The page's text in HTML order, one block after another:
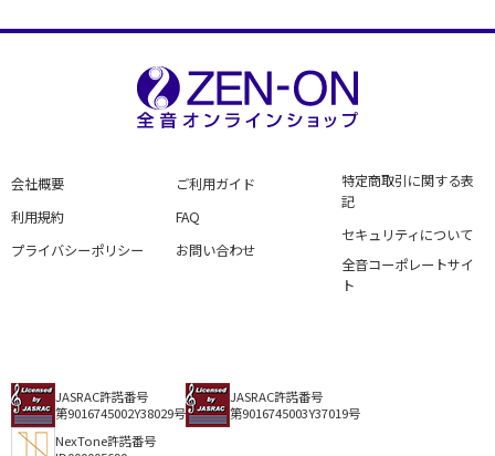
会社概要
利用規約
プライバシーポリシー
ご利用ガイド
FAQ
お問い合わせ
特定商取引に関する表
記
セキュリティについて
全音コーポレートサイ
ト
JASRAC許諾番号
第9016745002Y38029号
JASRAC許諾番号
第9016745003Y37019号
NexTone許諾番号